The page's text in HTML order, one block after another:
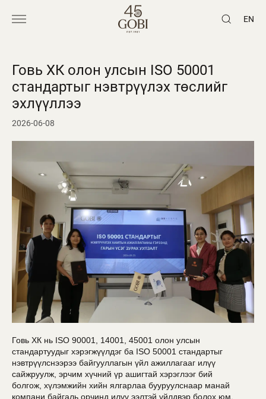
EN
Говь ХК олон улсын ISO 50001
стандартыг нэвтрүүлэх төслийг
эхлүүллээ
2026-06-08
Говь ХК нь ISO 90001, 14001, 45001 олон улсын
стандартуудыг хэрэгжүүлдэг ба ISO 50001 стандартыг
нэвтрүүлснээрээ байгууллагын үйл ажиллагааг илүү
сайжруулж, эрчим хүчний үр ашигтай хэрэглээг бий
болгож, хүлэмжийн хийн ялгарлаа бууруулснаар манай
компани байгаль орчинд илүү ээлтэй үйлдвэр болох юм.